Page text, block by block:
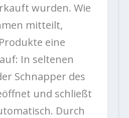
wurden. Wie
mitteilt,
eine
In seltenen
Schnapper des
und schließt
Durch